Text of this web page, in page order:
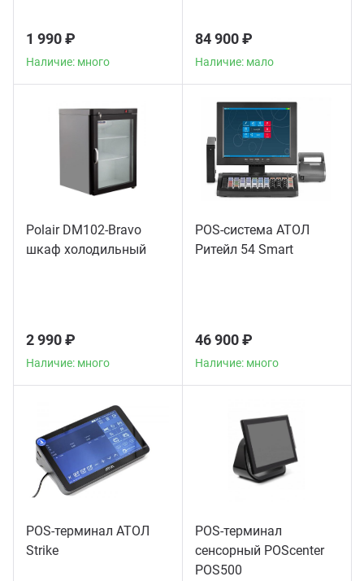
1 990 ₽
Наличие: много
84 900 ₽
Наличие: мало
Polair DM102-Bravo
шкаф холодильный
2 990 ₽
Наличие: много
POS-система АТОЛ
Ритейл 54 Smart
46 900 ₽
Наличие: много
POS-терминал АТОЛ
Strike
POS-терминал
сенсорный POScenter
POS500